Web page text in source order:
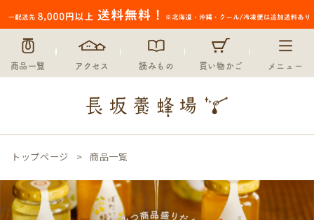
商品一覧 アクセス 読みもの 買い物かご メニュー
トップページ 商品一覧